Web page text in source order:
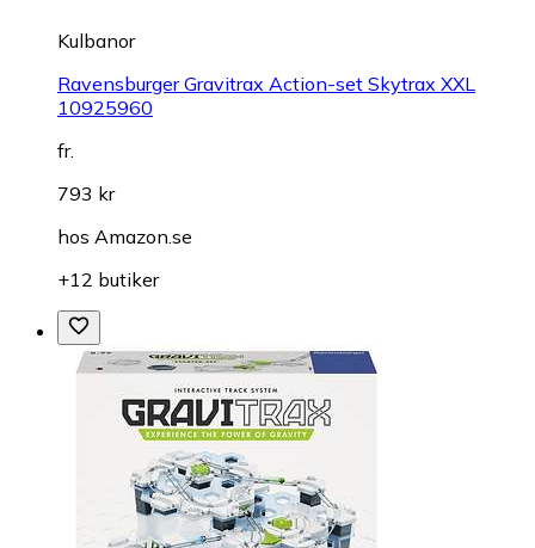
Kulbanor
Ravensburger Gravitrax Action-set Skytrax XXL
10925960
fr.
793 kr
hos Amazon.se
+12 butiker